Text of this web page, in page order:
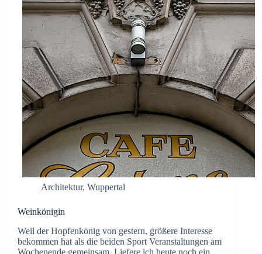
Architektur, Wuppertal
Weinkönigin
Weil der Hopfenkönig von gestern, größere Interesse
bekommen hat als die beiden Sport Veranstaltungen am
Wochenende gemeinsam. Liefere ich heute noch ein